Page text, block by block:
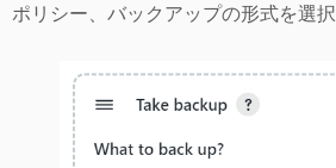
ポリシー、バックアップの形式を選択